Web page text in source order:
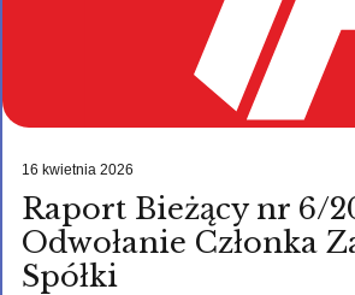
16 kwietnia 2026
Raport Bieżący nr 6/
Odwołanie Członka
Spółki